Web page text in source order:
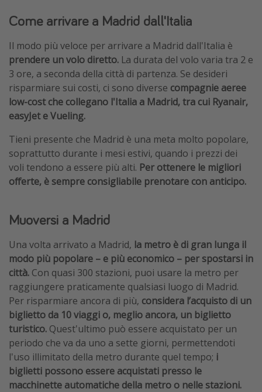
Come arrivare a Madrid dall'Italia
Il modo più veloce per arrivare a Madrid dall'Italia è
prendere un volo diretto. La durata del volo varia tra 2 e
3 ore, a seconda della città di partenza. Se desideri
risparmiare sui costi, ci sono diverse compagnie aeree
low-cost che collegano l'Italia a Madrid, tra cui Ryanair,
easyJet e Vueling.
Tieni presente che Madrid è una meta molto popolare,
soprattutto durante i mesi estivi, quando i prezzi dei
voli tendono a essere più alti. Per ottenere le migliori
offerte, è sempre consigliabile prenotare con anticipo.
Muoversi a Madrid
Una volta arrivato a Madrid, la metro è di gran lunga il
modo più popolare – e più economico – per spostarsi in
città. Con quasi 300 stazioni, puoi usare la metro per
raggiungere praticamente qualsiasi luogo di Madrid.
Per risparmiare ancora di più, considera l’acquisto di un
biglietto da 10 viaggi o, meglio ancora, un biglietto
turistico. Quest'ultimo può essere acquistato per un
periodo che va da uno a sette giorni, permettendoti
l'uso illimitato della metro durante quel tempo; i
biglietti possono essere acquistati presso le
macchinette automatiche della metro o nelle stazioni.